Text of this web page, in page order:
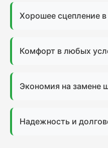
Хорошее сцепление
Комфорт в любых
Экономия на замене
Надежность и